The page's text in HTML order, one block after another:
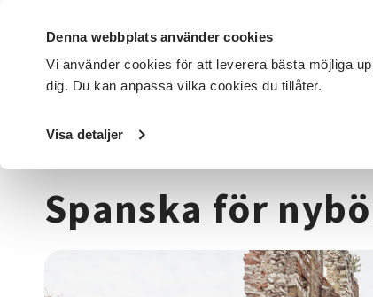
Denna webbplats använder cookies
Vi använder cookies för att leverera bästa möjliga
dig. Du kan anpassa vilka cookies du tillåter.
Visa detaljer
DET HÄR GÖR VI FÖR DIG SOM SÖK KURSER OCH
Startsida / Kurser och evenemang
Spanska för